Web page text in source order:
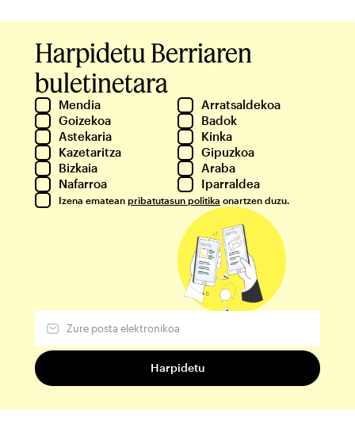
Harpidetu Berriaren
buletinetara
Mendia
Arratsaldekoa
Goizekoa
Badok
Astekaria
Kinka
Kazetaritza
Gipuzkoa
Bizkaia
Araba
Nafarroa
Iparraldea
Izena ematean pribatutasun politika onartzen duzu.